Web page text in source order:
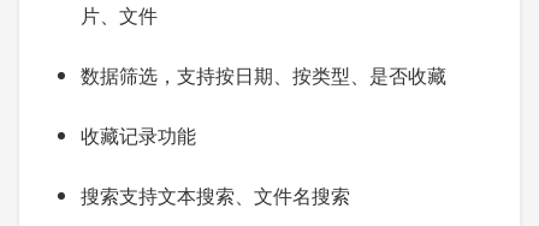
片、文件
数据筛选，支持按日期、按类型、是否收藏
收藏记录功能
搜索支持文本搜索、文件名搜索